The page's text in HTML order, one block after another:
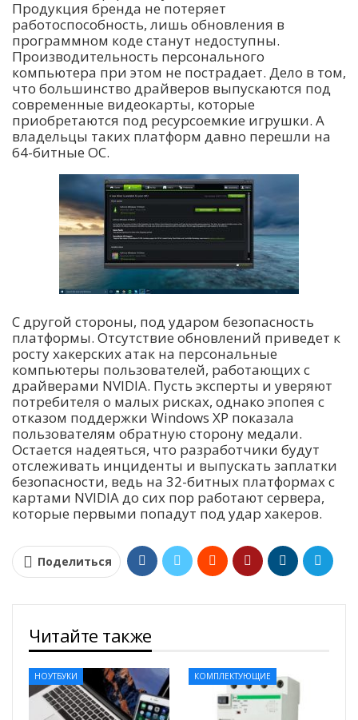
Продукция бренда не потеряет
работоспособность, лишь обновления в
программном коде станут недоступны.
Производительность персонального
компьютера при этом не пострадает. Дело в том,
что большинство драйверов выпускаются под
современные видеокарты, которые
приобретаются под ресурсоемкие игрушки. А
владельцы таких платформ давно перешли на
64-битные ОС.
С другой стороны, под ударом безопасность
платформы. Отсутствие обновлений приведет к
росту хакерских атак на персональные
компьютеры пользователей, работающих с
драйверами NVIDIA. Пусть эксперты и уверяют
потребителя о малых рисках, однако эпопея с
отказом поддержки Windows XP показала
пользователям обратную сторону медали.
Остается надеяться, что разработчики будут
отслеживать инциденты и выпускать заплатки
безопасности, ведь на 32-битных платформах с
картами NVIDIA до сих пор работают сервера,
которые первыми попадут под удар хакеров.
Поделиться
Читайте также
НОУТБУКИ КОМПЛЕКТУЮЩИЕ